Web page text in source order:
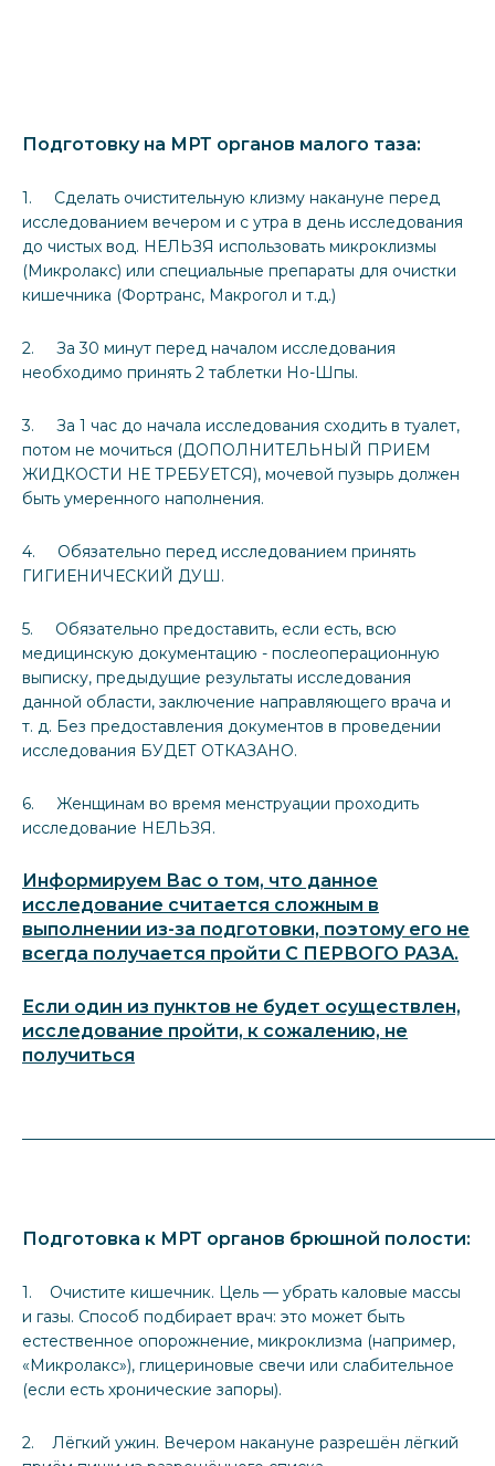
Подготовку на МРТ органов малого таза:
1. Сделать очистительную клизму накануне перед
исследованием вечером и с утра в день исследования
до чистых вод. НЕЛЬЗЯ использовать микроклизмы
(Микролакс) или специальные препараты для очистки
кишечника (Фортранс, Макрогол и т.д.)
2. За 30 минут перед началом исследования
необходимо принять 2 таблетки Но-Шпы.
3. За 1 час до начала исследования сходить в туалет,
потом не мочиться (ДОПОЛНИТЕЛЬНЫЙ ПРИЕМ
ЖИДКОСТИ НЕ ТРЕБУЕТСЯ), мочевой пузырь должен
быть умеренного наполнения.
4. Обязательно перед исследованием принять
ГИГИЕНИЧЕСКИЙ ДУШ.
5. Обязательно предоставить, если есть, всю
медицинскую документацию - послеоперационную
выписку, предыдущие результаты исследования
данной области, заключение направляющего врача и
т. д. Без предоставления документов в проведении
исследования БУДЕТ ОТКАЗАНО.
6. Женщинам во время менструации проходить
исследование НЕЛЬЗЯ.
Информируем Вас о том, что данное
исследование считается сложным в
выполнении из-за подготовки, поэтому его не
всегда получается пройти С ПЕРВОГО РАЗА.
Если один из пунктов не будет осуществлен,
исследование пройти, к сожалению, не
получиться
Подготовка к МРТ органов брюшной полости:
1. Очистите кишечник. Цель — убрать каловые массы
и газы. Способ подбирает врач: это может быть
естественное опорожнение, микроклизма (например,
«Микролакс»), глицериновые свечи или слабительное
(если есть хронические запоры).
2. Лёгкий ужин. Вечером накануне разрешён лёгкий